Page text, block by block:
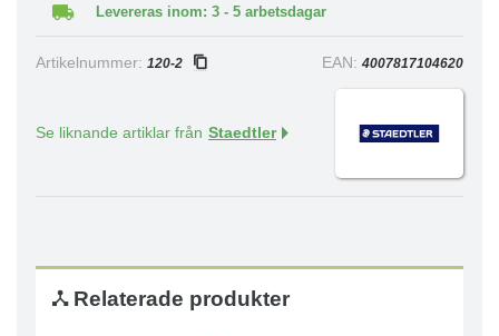
Levereras inom: 3 - 5 arbetsdagar
Artikelnummer: 120-2 EAN: 4007817104620
Se liknande artiklar från Staedtler
Relaterade produkter